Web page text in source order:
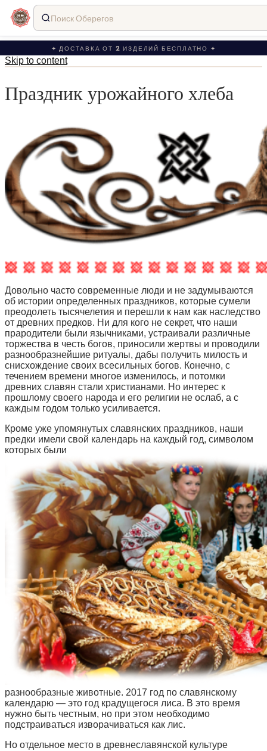
✦ ДОСТАВКА ОТ 2 ИЗДЕЛИЙ БЕСПЛАТНО ✦
Skip to content
Праздник урожайного хлеба
Довольно часто современные люди и не задумываются
об истории определенных праздников, которые сумели
преодолеть тысячелетия и перешли к нам как наследство
от древних предков. Ни для кого не секрет, что наши
прародители были язычниками, устраивали различные
торжества в честь богов, приносили жертвы и проводили
разнообразнейшие ритуалы, дабы получить милость и
снисхождение своих всесильных богов. Конечно, с
течением времени многое изменилось, и потомки
древних славян стали христианами. Но интерес к
прошлому своего народа и его религии не ослаб, а с
каждым годом только усиливается.
Кроме уже упомянутых славянских праздников, наши
предки имели свой календарь на каждый год, символом
которых были
разнообразные животные. 2017 год по славянскому
календарю — это год крадущегося лиса. В это время
нужно быть честным, но при этом необходимо
подстраиваться изворачиваться как лис.
Но отдельное место в древнеславянской культуре
Поиск Оберегов